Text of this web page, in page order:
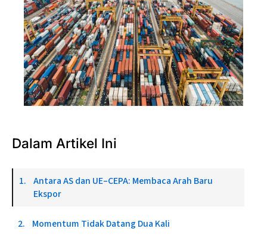
Dalam Artikel Ini
Antara AS dan UE–CEPA: Membaca Arah Baru
Ekspor
Momentum Tidak Datang Dua Kali